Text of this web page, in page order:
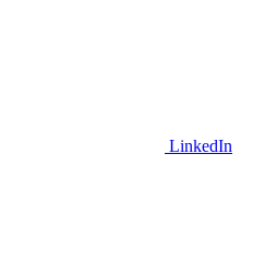
LinkedIn